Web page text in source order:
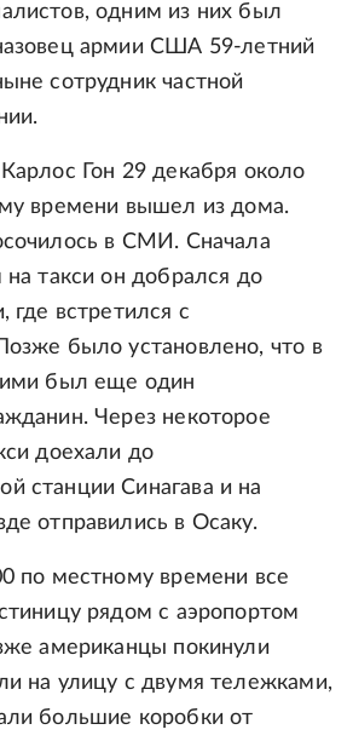
одним из них был
армии США 59-летний
сотрудник частной
Гон 29 декабря около
времени вышел из дома.
в СМИ. Сначала
такси он добрался до
где встретился с
было установлено, что в
был еще один
Через некоторое
доехали до
станции Синагава и на
отправились в Осаку.
по местному времени все
рядом с аэропортом
американцы покинули
на улицу с двумя тележками,
большие коробки от